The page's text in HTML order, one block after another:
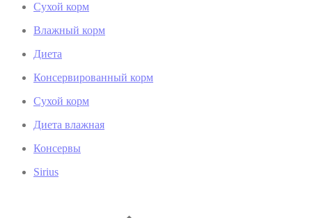
Сухой корм
Влажный корм
Диета
Консервированный корм
Сухой корм
Диета влажная
Консервы
Sirius